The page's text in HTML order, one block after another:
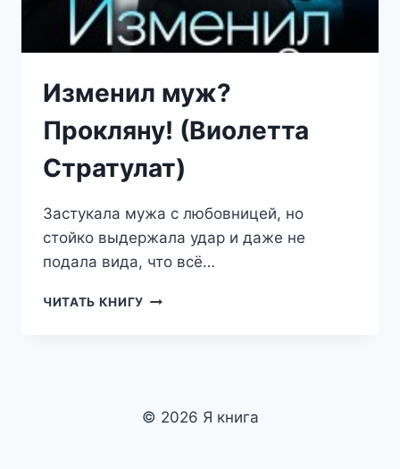
Изменил муж?
Прокляну! (Виолетта
Стратулат)
Застукала мужа с любовницей, но
стойко выдержала удар и даже не
подала вида, что всё…
ЧИТАТЬ КНИГУ ИЗМЕНИЛ
© 2026 Я книга